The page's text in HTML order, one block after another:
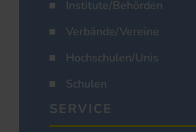
Institute/Behörden
Verbände/Vereine
Hochschulen/Unis
Schulen
SERVICE